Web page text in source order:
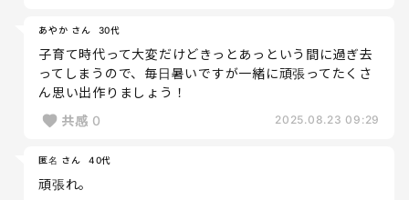
あやか さん 30代
子育て時代って大変だけどきっとあっという間に過ぎ去
ってしまうので、毎日暑いですが一緒に頑張ってたくさ
ん思い出作りましょう！
共感 0 2025.08.23 09:29
匿名 さん 40代
頑張れ。